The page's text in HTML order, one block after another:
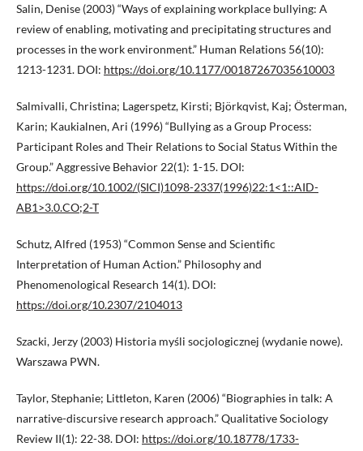
Salin, Denise (2003) “Ways of explaining workplace bullying: A
review of enabling, motivating and precipitating structures and
processes in the work environment.” Human Relations 56(10):
1213-1231. DOI: https://doi.org/10.1177/00187267035610003
Salmivalli, Christina; Lagerspetz, Kirsti; Björkqvist, Kaj; Österman,
Karin; Kaukialnen, Ari (1996) “Bullying as a Group Process:
Participant Roles and Their Relations to Social Status Within the
Group.” Aggressive Behavior 22(1): 1-15. DOI:
https://doi.org/10.1002/(SICI)1098-2337(1996)22:1<1::AID-
AB1>3.0.CO;2-T
Schutz, Alfred (1953) “Common Sense and Scientific
Interpretation of Human Action.” Philosophy and
Phenomenological Research 14(1). DOI:
https://doi.org/10.2307/2104013
Szacki, Jerzy (2003) Historia myśli socjologicznej (wydanie nowe).
Warszawa PWN.
Taylor, Stephanie; Littleton, Karen (2006) “Biographies in talk: A
narrative-discursive research approach.” Qualitative Sociology
Review II(1): 22-38. DOI: https://doi.org/10.18778/1733-